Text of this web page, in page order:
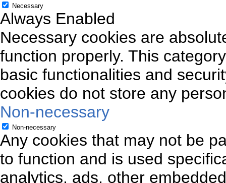
Necessary
Always Enabled
Necessary cookies are
function properly. This
basic functionalities and
cookies do not store any
Non-necessary
Non-necessary
Any cookies that may not be
to function and is used
analytics, ads, other